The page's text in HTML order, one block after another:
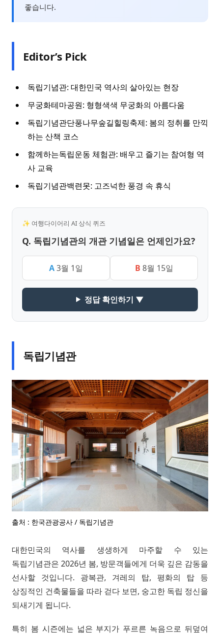
좋습니다.
Editor’s Pick
독립기념관: 대한민국 역사의 살아있는 현장
무궁화테마공원: 형형색색 무궁화의 아름다움
독립기념관단풍나무숲길힐링축제: 봄의 정취를 만끽
하는 산책 코스
함께하는독립운동 체험관: 배우고 즐기는 참여형 역
사 교육
독립기념관백련못: 고즈넉한 풍경 속 휴식
✨ 여행다이어리 AI 상식 퀴즈
Q. 독립기념관의 개관 기념일은 언제인가요?
A3월 1일 B 8월 15일
정답 확인하기 ▼
독립기념관
출처 : 한국관광공사 / 독립기념관
대한민국의 역사를 생생하게 마주할 수 있는
독립기념관은 2026년 봄, 방문객들에게 더욱 깊은 감동을
선사할 것입니다. 광복관, 겨레의 탑, 평화의 탑 등
상징적인 건축물들을 따라 걷다 보면, 숭고한 독립 정신을
되새기게 됩니다.
특히 봄 시즌에는 넓은 부지가 푸르른 녹음으로 뒤덮여